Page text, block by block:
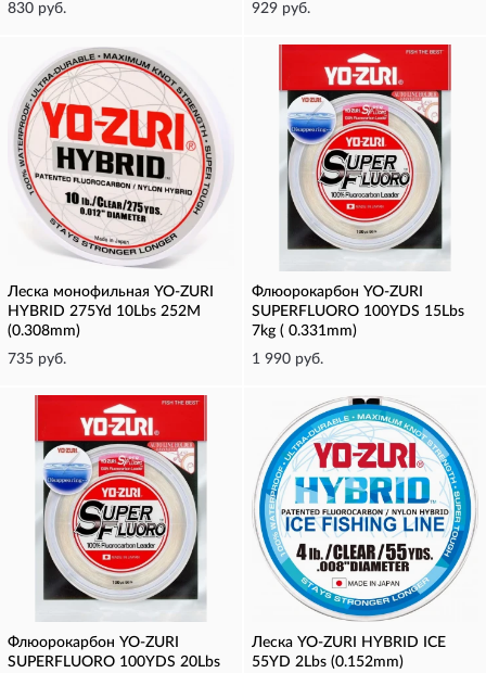
830 руб.
929 руб.
Леска монофильная YO-ZURI
HYBRID 275Yd 10Lbs 252M
(0.308mm)
735 руб.
Флюорокарбон YO-ZURI
SUPERFLUORO 100YDS 15Lbs
7kg ( 0.331mm)
1 990 руб.
Флюорокарбон YO-ZURI
SUPERFLUORO 100YDS 20Lbs
Леска YO-ZURI HYBRID ICE
55YD 2Lbs (0.152mm)